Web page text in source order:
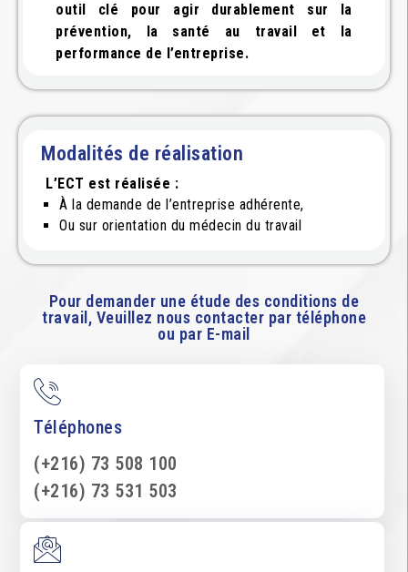
outil clé pour agir durablement sur la
prévention, la santé au travail et la
performance de l’entreprise.
Modalités de réalisation
L’ECT est réalisée :
À la demande de l’entreprise adhérente,
Ou sur orientation du médecin du travail
Pour demander une étude des conditions de
travail, Veuillez nous contacter par téléphone
ou par E-mail
Téléphones
(+216) 73 508 100
(+216) 73 531 503